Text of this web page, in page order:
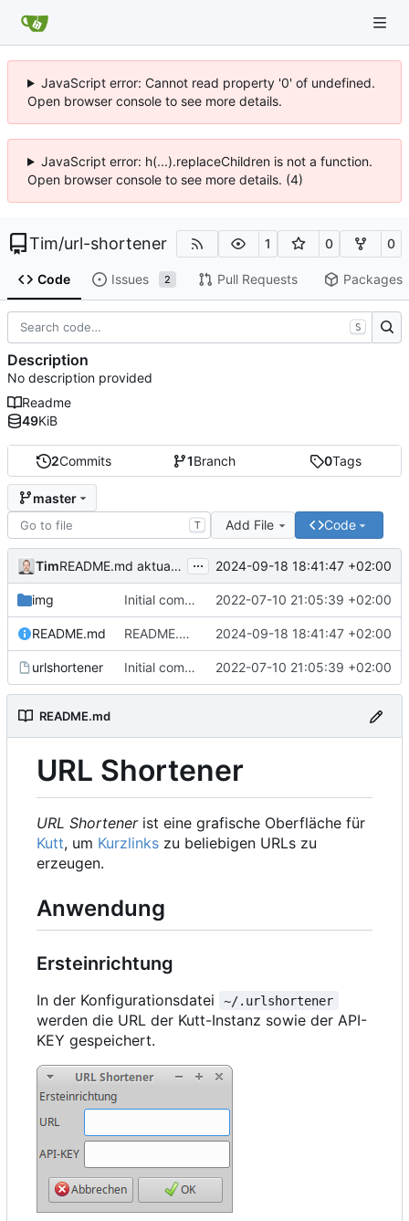
JavaScript error: Cannot read property '0' of undefined.
Open browser console to see more details.
JavaScript error: h(...).replaceChildren is not a function.
Open browser console to see more details. (4)
Tim/url-shortener 1 0 0
Code Issues 2 Pull Requests Packages
2Commits 1Branch 0Tags
master
T Add File Code
Tim README.md aktualisiert ... 2024-09-18 18:41:47 +02:00
img Initial commit 2022-07-10 21:05:39 +02:00
README.md README.md aktualisiert 2024-09-18 18:41:47 +02:00
urlshortener Initial commit 2022-07-10 21:05:39 +02:00
README.md
URL Shortener
URL Shortenerist eine grafische Oberfläche für
Kutt, um Kurzlinks zu beliebigen URLs zu
erzeugen.
Anwendung
Ersteinrichtung
In der Konfigurationsdatei ~/.urlshortener
werden die URL der Kutt-Instanz sowie der API-
KEY gespeichert.
S
Description
No description provided
Readme
49KiB